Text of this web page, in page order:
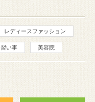
レディースファッション
習い事 美容院